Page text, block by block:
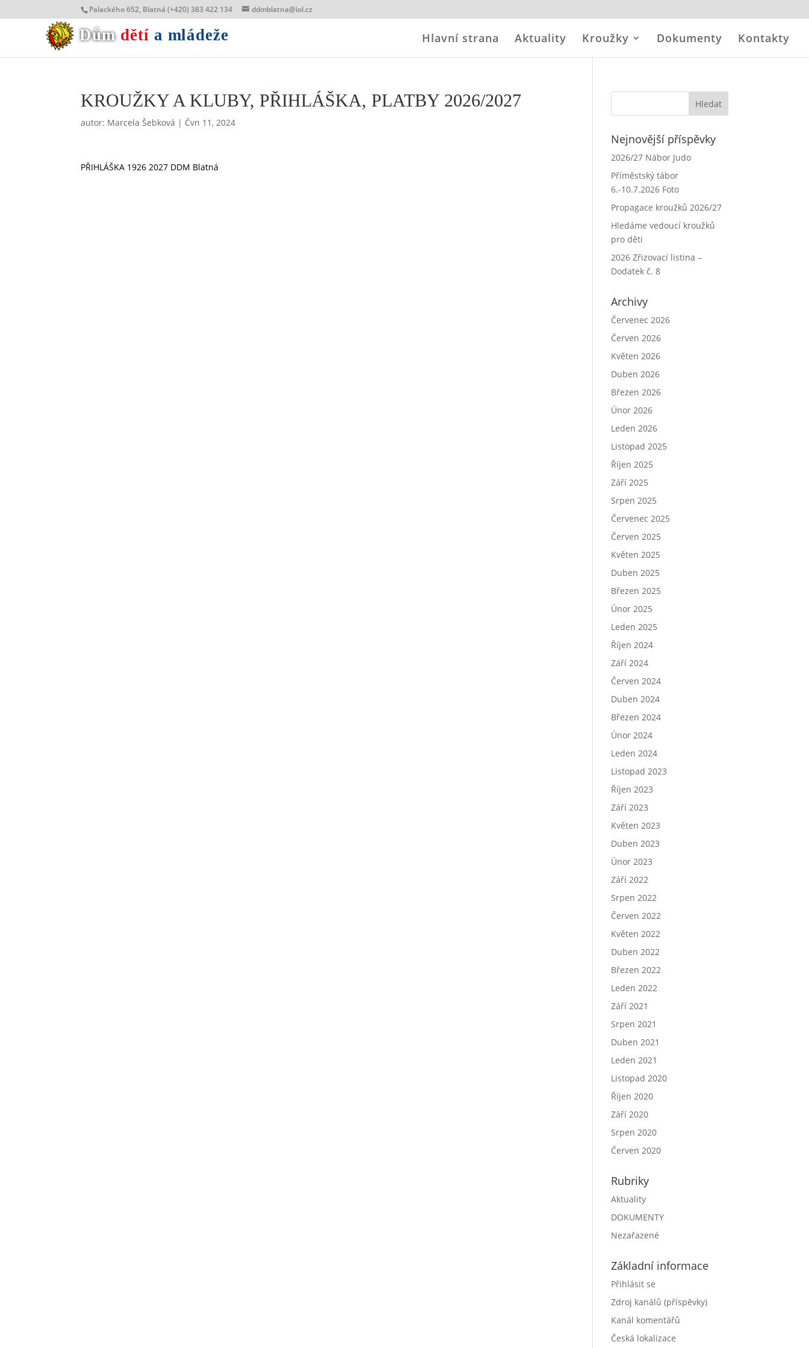
Palackého 652, Blatná (+420) 383 422 134 ddmblatna@iol.cz
Dům dětí a mládeže Hlavní strana Aktuality Kroužky Dokumenty Kontakty
KROUŽKY A KLUBY, PŘIHLÁŠKA, PLATBY 2026/2027
autor: Marcela Šebková | Čvn 11, 2024
PŘIHLÁŠKA 1926 2027 DDM Blatná
Nejnovější příspěvky
2026/27 Nábor Judo
Příměstský tábor
6.-10.7.2026 Foto
Propagace kroužků 2026/27
Hledáme vedoucí kroužků
pro děti
2026 Zřizovací listina –
Dodatek č. 8
Archivy
Červenec 2026
Červen 2026
Květen 2026
Duben 2026
Březen 2026
Únor 2026
Leden 2026
Listopad 2025
Říjen 2025
Září 2025
Srpen 2025
Červenec 2025
Červen 2025
Květen 2025
Duben 2025
Březen 2025
Únor 2025
Leden 2025
Říjen 2024
Září 2024
Červen 2024
Duben 2024
Březen 2024
Únor 2024
Leden 2024
Listopad 2023
Říjen 2023
Září 2023
Květen 2023
Duben 2023
Únor 2023
Září 2022
Srpen 2022
Červen 2022
Květen 2022
Duben 2022
Březen 2022
Leden 2022
Září 2021
Srpen 2021
Duben 2021
Leden 2021
Listopad 2020
Říjen 2020
Září 2020
Srpen 2020
Červen 2020
Rubriky
Aktuality
DOKUMENTY
Nezařazené
Základní informace
Přihlásit se
Zdroj kanálů (příspěvky)
Kanál komentářů
Česká lokalizace